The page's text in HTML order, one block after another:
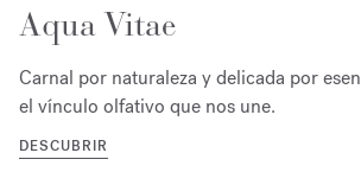
Aqua Vitae
Carnal por naturaleza y delicada por
el vínculo olfativo que nos une.
DESCUBRIR